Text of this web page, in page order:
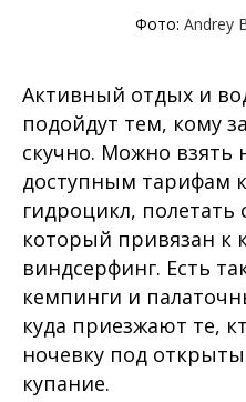
Фото: Andrey
Активный отдых и
подойдут тем, кому
скучно. Можно взять
доступным тарифам
гидроцикл,
который привязан к
виндсерфинг. Есть
кемпинги и
куда приезжают те,
ночевку под
купание.